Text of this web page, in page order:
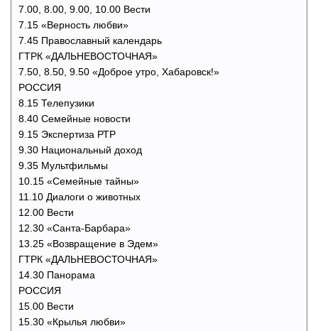
7.00, 8.00, 9.00, 10.00 Вести
7.15 «Верность любви»
7.45 Православный календарь
ГТРК «ДАЛЬНЕВОСТОЧНАЯ»
7.50, 8.50, 9.50 «Доброе утро, Хабаровск!»
РОССИЯ
8.15 Телепузики
8.40 Семейные новости
9.15 Экспертиза РТР
9.30 Национальный доход
9.35 Мультфильмы
10.15 «Семейные тайны»
11.10 Диалоги о животных
12.00 Вести
12.30 «Санта-Барбара»
13.25 «Возвращение в Эдем»
ГТРК «ДАЛЬНЕВОСТОЧНАЯ»
14.30 Панорама
РОССИЯ
15.00 Вести
15.30 «Крылья любви»